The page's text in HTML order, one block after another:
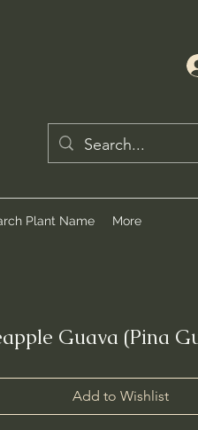
Plant Name More
Guava (Pina
Add to Wishlist